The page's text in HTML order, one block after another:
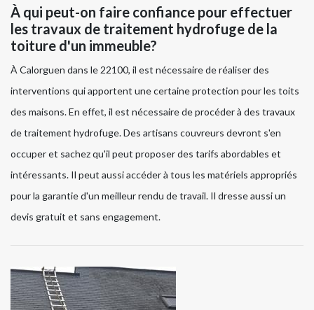
À qui peut-on faire confiance pour effectuer
les travaux de traitement hydrofuge de la
toiture d'un immeuble?
À Calorguen dans le 22100, il est nécessaire de réaliser des
interventions qui apportent une certaine protection pour les toits
des maisons. En effet, il est nécessaire de procéder à des travaux
de traitement hydrofuge. Des artisans couvreurs devront s'en
occuper et sachez qu'il peut proposer des tarifs abordables et
intéressants. Il peut aussi accéder à tous les matériels appropriés
pour la garantie d'un meilleur rendu de travail. Il dresse aussi un
devis gratuit et sans engagement.